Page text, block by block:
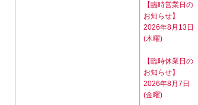
【臨時営業日の
お知らせ】
2026年8月13日
(木曜)
【臨時休業日の
お知らせ】
2026年8月7日
(金曜)